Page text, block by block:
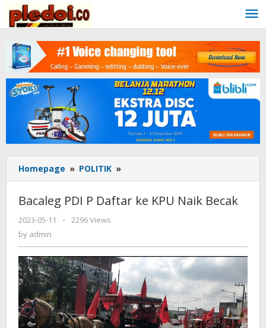
content
Homepage » POLITIK »
PDI
Daftar
Naik
Becak
Bacaleg PDI P Daftar ke KPU Naik Becak
2023-05-11
by
-
2296 Views
by admin